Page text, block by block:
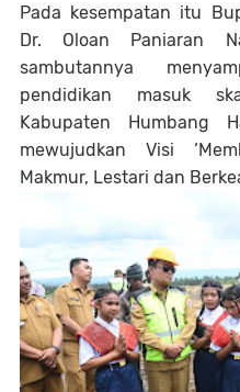
Pada kesempatan itu
Dr. Oloan Paniaran
sambutannya
pendidikan masuk
Kabupaten Humbang
mewujudkan Visi
Makmur, Lestari dan